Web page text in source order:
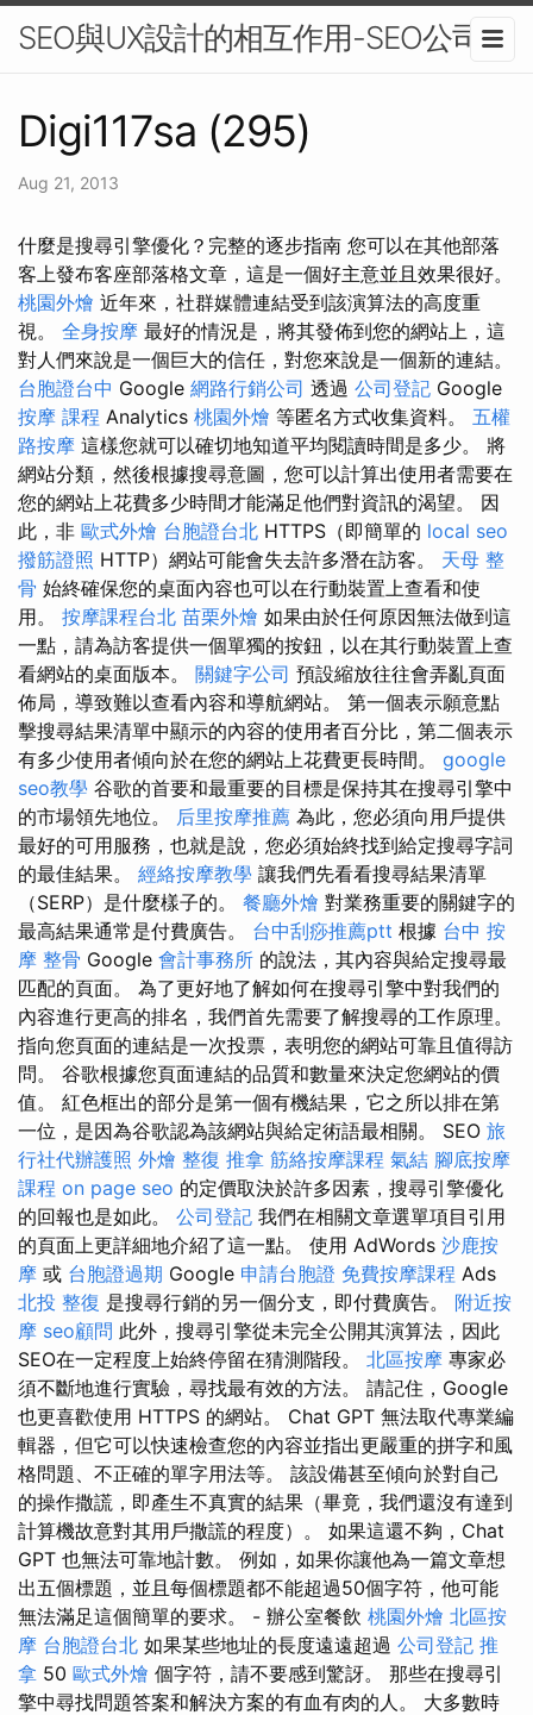
SEO與UX設計的相互作用-SEO公司
Digi117sa (295)
Aug 21, 2013
什麼是搜尋引擎優化？完整的逐步指南 您可以在其他部落
客上發布客座部落格文章，這是一個好主意並且效果很好。
桃園外燴 近年來，社群媒體連結受到該演算法的高度重
視。 全身按摩 最好的情況是，將其發佈到您的網站上，這
對人們來說是一個巨大的信任，對您來說是一個新的連結。
台胞證台中 Google 網路行銷公司 透過 公司登記 Google
按摩 課程 Analytics 桃園外燴 等匿名方式收集資料。 五權
路按摩 這樣您就可以確切地知道平均閱讀時間是多少。 將
網站分類，然後根據搜尋意圖，您可以計算出使用者需要在
您的網站上花費多少時間才能滿足他們對資訊的渴望。 因
此，非 歐式外燴 台胞證台北 HTTPS（即簡單的 local seo
撥筋證照 HTTP）網站可能會失去許多潛在訪客。 天母 整
骨 始終確保您的桌面內容也可以在行動裝置上查看和使
用。 按摩課程台北 苗栗外燴 如果由於任何原因無法做到這
一點，請為訪客提供一個單獨的按鈕，以在其行動裝置上查
看網站的桌面版本。 關鍵字公司 預設縮放往往會弄亂頁面
佈局，導致難以查看內容和導航網站。 第一個表示願意點
擊搜尋結果清單中顯示的內容的使用者百分比，第二個表示
有多少使用者傾向於在您的網站上花費更長時間。 google
seo教學 谷歌的首要和最重要的目標是保持其在搜尋引擎中
的市場領先地位。 后里按摩推薦 為此，您必須向用戶提供
最好的可用服務，也就是說，您必須始終找到給定搜尋字詞
的最佳結果。 經絡按摩教學 讓我們先看看搜尋結果清單
（SERP）是什麼樣子的。 餐廳外燴 對業務重要的關鍵字的
最高結果通常是付費廣告。 台中刮痧推薦ptt 根據 台中 按
摩 整骨 Google 會計事務所 的說法，其內容與給定搜尋最
匹配的頁面。 為了更好地了解如何在搜尋引擎中對我們的
內容進行更高的排名，我們首先需要了解搜尋的工作原理。
指向您頁面的連結是一次投票，表明您的網站可靠且值得訪
問。 谷歌根據您頁面連結的品質和數量來決定您網站的價
值。 紅色框出的部分是第一個有機結果，它之所以排在第
一位，是因為谷歌認為該網站與給定術語最相關。 SEO 旅
行社代辦護照 外燴 整復 推拿 筋絡按摩課程 氣結 腳底按摩
課程 on page seo 的定價取決於許多因素，搜尋引擎優化
的回報也是如此。 公司登記 我們在相關文章選單項目引用
的頁面上更詳細地介紹了這一點。 使用 AdWords 沙鹿按
摩 或 台胞證過期 Google 申請台胞證 免費按摩課程 Ads
北投 整復 是搜尋行銷的另一個分支，即付費廣告。 附近按
摩 seo顧問 此外，搜尋引擎從未完全公開其演算法，因此
SEO在一定程度上始終停留在猜測階段。 北區按摩 專家必
須不斷地進行實驗，尋找最有效的方法。 請記住，Google
也更喜歡使用 HTTPS 的網站。 Chat GPT 無法取代專業編
輯器，但它可以快速檢查您的內容並指出更嚴重的拼字和風
格問題、不正確的單字用法等。 該設備甚至傾向於對自己
的操作撒謊，即產生不真實的結果（畢竟，我們還沒有達到
計算機故意對其用戶撒謊的程度）。 如果這還不夠，Chat
GPT 也無法可靠地計數。 例如，如果你讓他為一篇文章想
出五個標題，並且每個標題都不能超過50個字符，他可能
無法滿足這個簡單的要求。 - 辦公室餐飲 桃園外燴 北區按
摩 台胞證台北 如果某些地址的長度遠遠超過 公司登記 推
拿 50 歐式外燴 個字符，請不要感到驚訝。 那些在搜尋引
擎中尋找問題答案和解決方案的有血有肉的人。 大多數時